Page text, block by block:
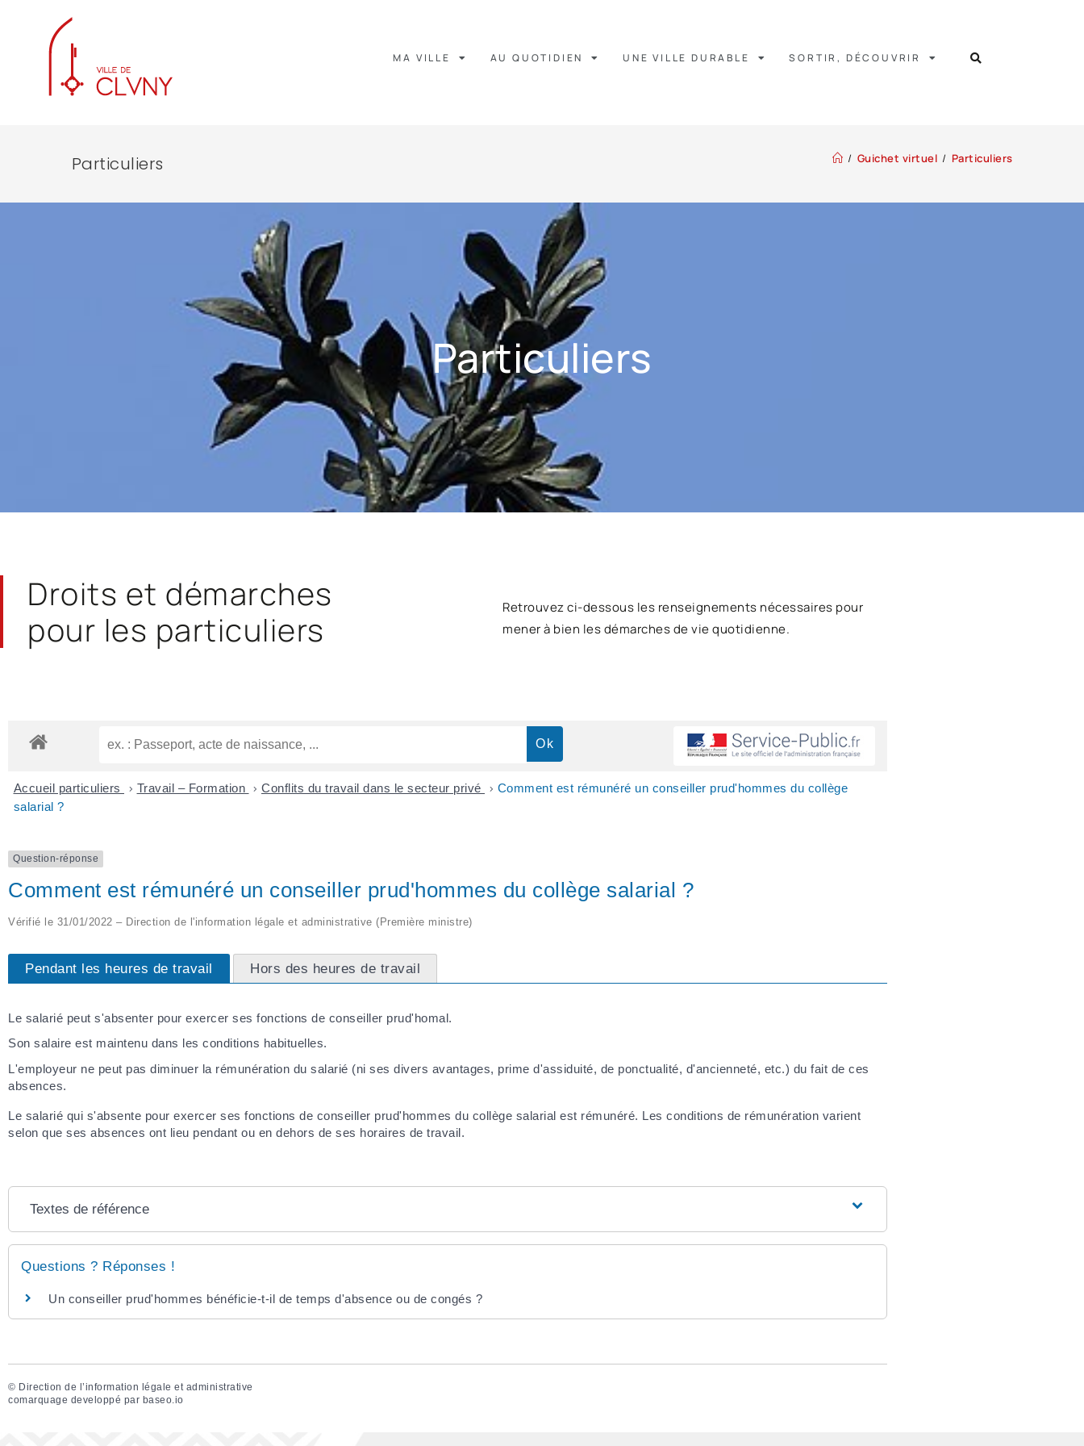
MA VILLE AU QUOTIDIEN UNE VILLE DURABLE SORTIR, DÉCOUVRIR
Particuliers / Guichet virtuel / Particuliers
Particuliers
Droits et démarches
pour les particuliers
Retrouvez ci-dessous les renseignements nécessaires pour
mener à bien les démarches de vie quotidienne.
Accueil particuliers > Travail – Formation > Conflits du travail dans le secteur privé > Comment est rémunéré un conseiller prud'hommes du collège
salarial ?
Question-réponse
Comment est rémunéré un conseiller prud'hommes du collège salarial ?
Vérifié le 31/01/2022 – Direction de l'information légale et administrative (Première ministre)
Pendant les heures de travail Hors des heures de travail
Le salarié peut s'absenter pour exercer ses fonctions de conseiller prud'homal.
Son salaire est maintenu dans les conditions habituelles.
L'employeur ne peut pas diminuer la rémunération du salarié (ni ses divers avantages, prime d'assiduité, de ponctualité, d'ancienneté, etc.) du fait de ces
absences.
Le salarié qui s'absente pour exercer ses fonctions de conseiller prud'hommes du collège salarial est rémunéré. Les conditions de rémunération varient
selon que ses absences ont lieu pendant ou en dehors de ses horaires de travail.
Textes de référence
Questions ? Réponses !
Un conseiller prud'hommes bénéficie-t-il de temps d'absence ou de congés ?
© Direction de l’information légale et administrative
comarquage developpé par baseo.io